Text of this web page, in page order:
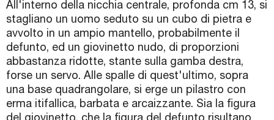
All'interno della nicchia centrale, profonda cm 13, si
stagliano un uomo seduto su un cubo di pietra e
avvolto in un ampio mantello, probabilmente il
defunto, ed un giovinetto nudo, di proporzioni
abbastanza ridotte, stante sulla gamba destra,
forse un servo. Alle spalle di quest'ultimo, sopra
una base quadrangolare, si erge un pilastro con
erma itifallica, barbata e arcaizzante. Sia la figura